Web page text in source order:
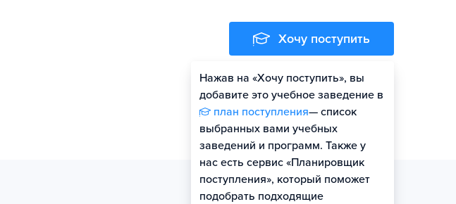
Хочу поступить
Нажав на «Хочу поступить», вы
добавите это учебное заведение в
план поступления— список
выбранных вами учебных
заведений и программ. Также у
нас есть сервис «Планировщик
поступления», который поможет
подобрать подходящие
Оценить шансы